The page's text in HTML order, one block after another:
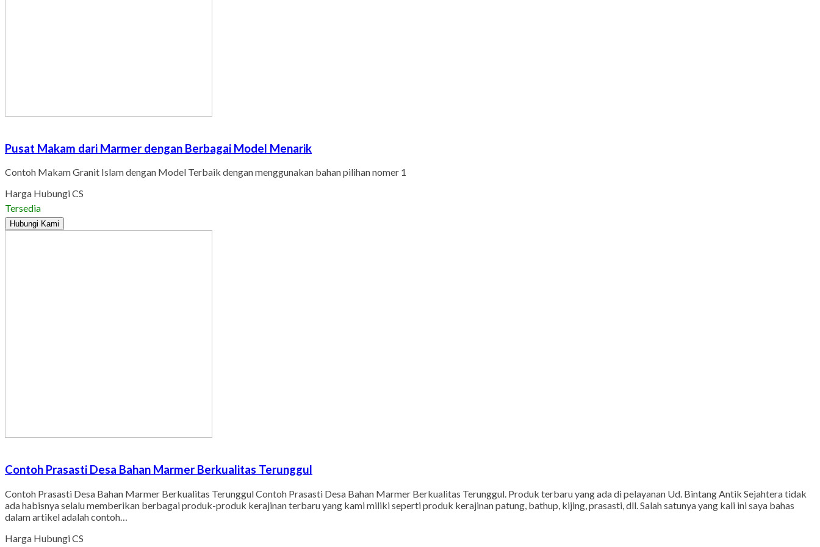
Pusat Makam dari Marmer dengan Berbagai Model Menarik
Contoh Makam Granit Islam dengan Model Terbaik dengan menggunakan bahan pilihan nomer 1
Harga Hubungi CS
Tersedia
Hubungi Kami
Contoh Prasasti Desa Bahan Marmer Berkualitas Terunggul
Contoh Prasasti Desa Bahan Marmer Berkualitas Terunggul Contoh Prasasti Desa Bahan Marmer Berkualitas Terunggul. Produk terbaru yang ada di pelayanan Ud. Bintang Antik Sejahtera tidak
ada habisnya selalu memberikan berbagai produk-produk kerajinan terbaru yang kami miliki seperti produk kerajinan patung, bathup, kijing, prasasti, dll. Salah satunya yang kali ini saya bahas
dalam artikel adalah contoh…
Harga Hubungi CS